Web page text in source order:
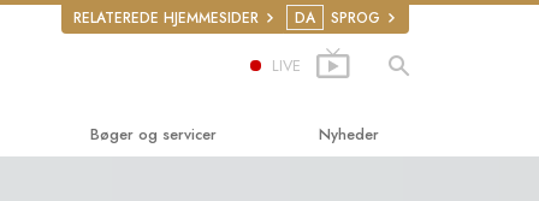
RELATEREDE HJEMMESIDER DA SPROG
LIVE
Bøger og servicer Nyheder